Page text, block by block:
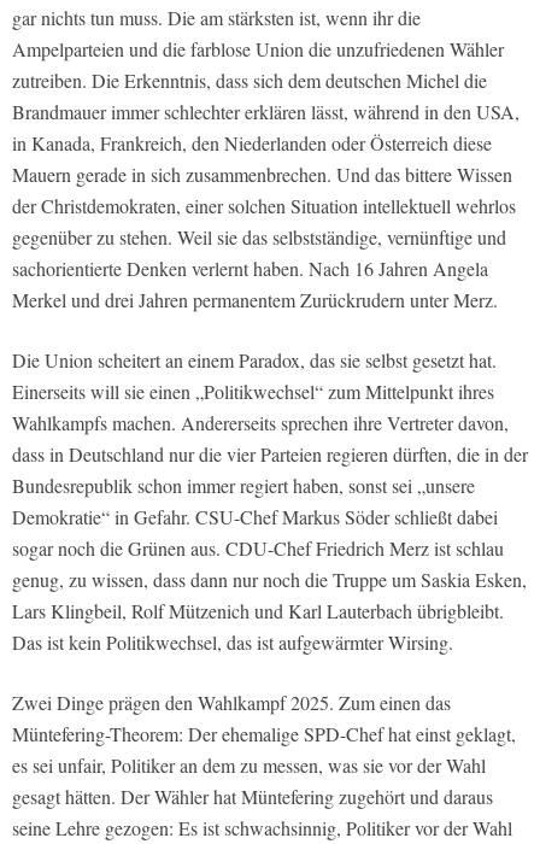
gar nichts tun muss. Die am stärksten ist, wenn ihr die
Ampelparteien und die farblose Union die unzufriedenen Wähler
zutreiben. Die Erkenntnis, dass sich dem deutschen Michel die
Brandmauer immer schlechter erklären lässt, während in den USA,
in Kanada, Frankreich, den Niederlanden oder Österreich diese
Mauern gerade in sich zusammenbrechen. Und das bittere Wissen
der Christdemokraten, einer solchen Situation intellektuell wehrlos
gegenüber zu stehen. Weil sie das selbstständige, vernünftige und
sachorientierte Denken verlernt haben. Nach 16 Jahren Angela
Merkel und drei Jahren permanentem Zurückrudern unter Merz.
Die Union scheitert an einem Paradox, das sie selbst gesetzt hat.
Einerseits will sie einen „Politikwechsel“ zum Mittelpunkt ihres
Wahlkampfs machen. Andererseits sprechen ihre Vertreter davon,
dass in Deutschland nur die vier Parteien regieren dürften, die in der
Bundesrepublik schon immer regiert haben, sonst sei „unsere
Demokratie“ in Gefahr. CSU-Chef Markus Söder schließt dabei
sogar noch die Grünen aus. CDU-Chef Friedrich Merz ist schlau
genug, zu wissen, dass dann nur noch die Truppe um Saskia Esken,
Lars Klingbeil, Rolf Mützenich und Karl Lauterbach übrigbleibt.
Das ist kein Politikwechsel, das ist aufgewärmter Wirsing.
Zwei Dinge prägen den Wahlkampf 2025. Zum einen das
Müntefering-Theorem: Der ehemalige SPD-Chef hat einst geklagt,
es sei unfair, Politiker an dem zu messen, was sie vor der Wahl
gesagt hätten. Der Wähler hat Müntefering zugehört und daraus
seine Lehre gezogen: Es ist schwachsinnig, Politiker vor der Wahl